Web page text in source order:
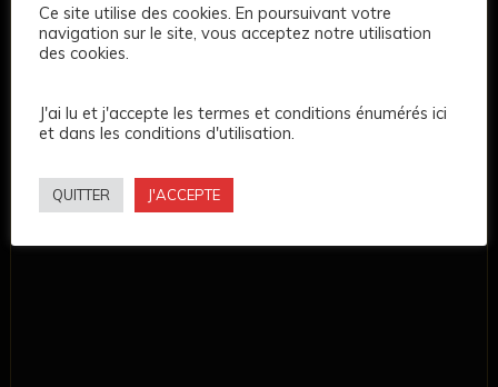
Ce site utilise des cookies. En poursuivant votre
navigation sur le site, vous acceptez notre utilisation
des cookies.
J'ai lu et j'accepte les termes et conditions énumérés ici
et dans les conditions d'utilisation.
QUITTER J'ACCEPTE